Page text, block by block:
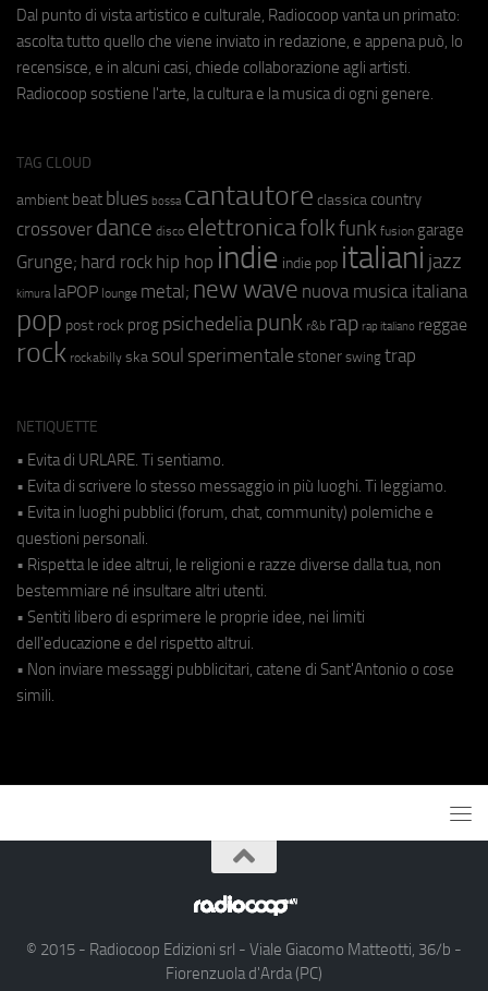
Dal punto di vista artistico e culturale, Radiocoop vanta un primato:
ascolta tutto quello che viene inviato in redazione, e appena può, lo
recensisce, e in alcuni casi, chiede collaborazione agli artisti.
Radiocoop sostiene l'arte, la cultura e la musica di ogni genere.
TAG CLOUD
ambient beat blues bossa cantautore classica country
crossover dance disco elettronicafolkfunk fusion garage
Grunge; hard rock hip hop indie indie pop italiani jazz
kimura laPOP lounge metal; new wave nuova musica italiana
pop post rock prog psichedeliapunk r&b rap rap italiano reggae
rock rockabilly ska soul sperimentale stoner swing trap
NETIQUETTE
• Evita di URLARE. Ti sentiamo.
• Evita di scrivere lo stesso messaggio in più luoghi. Ti leggiamo.
• Evita in luoghi pubblici (forum, chat, community) polemiche e
questioni personali.
• Rispetta le idee altrui, le religioni e razze diverse dalla tua, non
bestemmiare né insultare altri utenti.
• Sentiti libero di esprimere le proprie idee, nei limiti
dell'educazione e del rispetto altrui.
• Non inviare messaggi pubblicitari, catene di Sant'Antonio o cose
simili.
© 2015 - Radiocoop Edizioni srl - Viale Giacomo Matteotti, 36/b -
Fiorenzuola d'Arda (PC)